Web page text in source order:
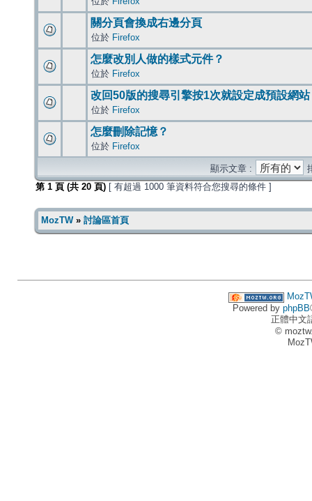
關分頁會換成右邊分頁
位於 Firefox
怎麼改別人做的樣式元件？
位於 Firefox
改回50版的搜尋引擎按1次就設定成預設網站
位於 Firefox
怎麼刪除記憶？
位於 Firefox
顯示文章 :
第 1 頁 (共 20 頁) [ 有超過 1000 筆資料符合您搜尋的條件 ]
MozTW» 討論區首頁
Powered by phpBB
正體中文
©